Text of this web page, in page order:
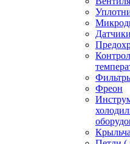
Датчики
Фреон